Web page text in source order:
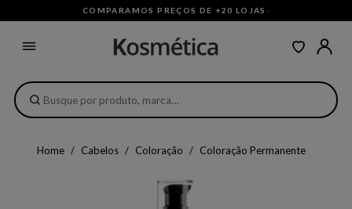
COMPARAMOS PREÇOS DE +20 LOJAS ·
Home Cabelos Coloração Coloração Permanente